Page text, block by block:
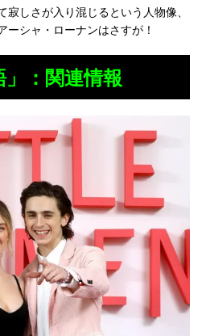
しさが入り混じるという人物像、
ーシャ・ローナンはさすが！
：関連情報